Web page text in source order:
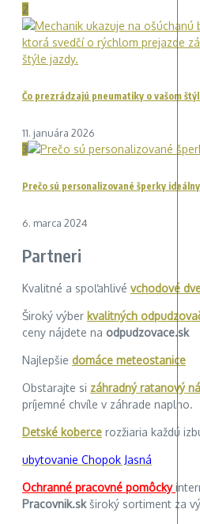
2
Čo prezrádzajú pneumatiky o vašom
11. januára 2026
3
Prečo sú personalizované šperky
6. marca 2024
Partneri
Kvalitné a spoľahlivé vchodové
Široký výber kvalitných
ceny nájdete na odpudzovace.sk
Najlepšie domáce meteostanice
Obstarajte si záhradný ratanový
príjemné chvíle v záhrade naplno.
Detské koberce rozžiaria každú
ubytovanie Chopok Jasná
Ochranné pracovné pomôcky
Pracovnik.skširoký sortiment za